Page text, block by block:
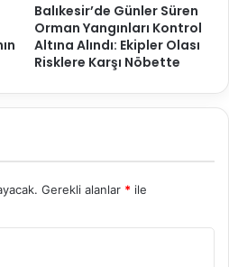
Balıkesir’de Günler Süren
Orman Yangınları Kontrol
Altına Alındı: Ekipler Olası
Risklere Karşı Nöbette
Gerekli alanlar * ile